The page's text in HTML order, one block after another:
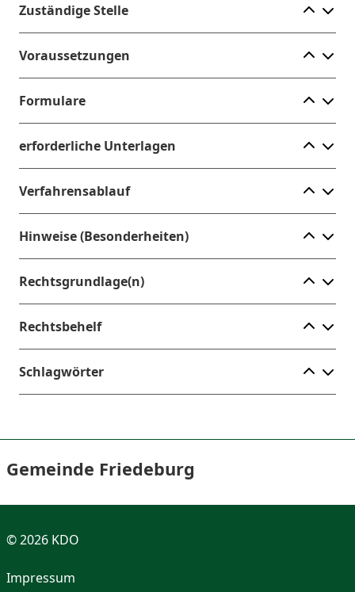
Zuständige Stelle
Voraussetzungen
Formulare
erforderliche Unterlagen
Verfahrensablauf
Hinweise (Besonderheiten)
Rechtsgrundlage(n)
Rechtsbehelf
Schlagwörter
Gemeinde Friedeburg
© 2026 KDO
Impressum